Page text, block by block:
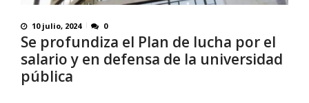
10 julio, 2024 0
Se profundiza el Plan de lucha por el
salario y en defensa de la universidad
pública